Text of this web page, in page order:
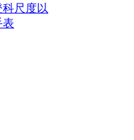
尺度以
表